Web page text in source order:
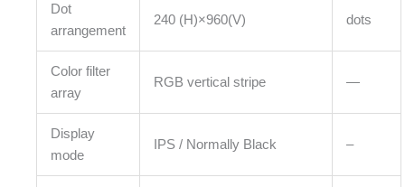
Dot
arrangement
240 (H)×960(V) dots
Color filter
array
RGB vertical stripe —
Display
mode
IPS / Normally Black –